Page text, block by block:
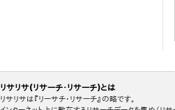
リサリサ(リサーチ・リサーチ)とは
リサリサは『リーサチ・リサーチ』の略です。